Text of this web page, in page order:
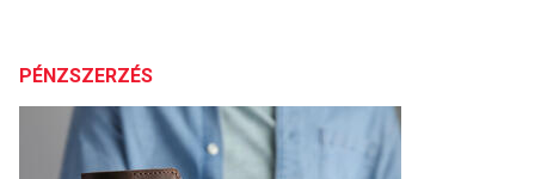
PÉNZSZERZÉS